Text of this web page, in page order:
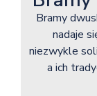
Bramy
nadaje
niezwykle
a ich